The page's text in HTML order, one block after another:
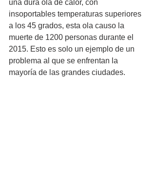
una dura ola de calor, con
insoportables temperaturas superiores
a los 45 grados, esta ola causo la
muerte de 1200 personas durante el
2015. Esto es solo un ejemplo de un
problema al que se enfrentan la
mayoría de las grandes ciudades.